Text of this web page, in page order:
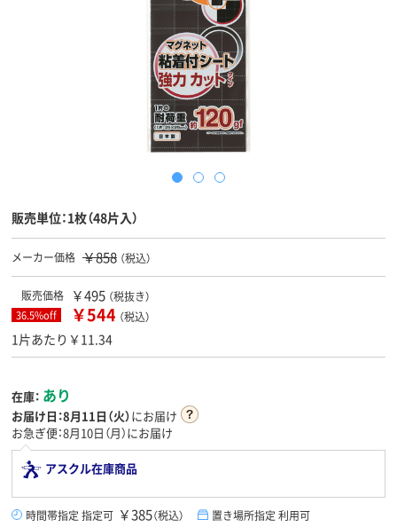
販売単位：1枚（48片入）
メーカー価格 ￥858 （税込）
販売価格 ￥495 （税抜き）
36.5%off ￥544 （税込）
1片あたり￥11.34
在庫： あり
お届け日：8月11日（火）にお届け
お急ぎ便：8月10日（月）にお届け
アスクル在庫商品
時間帯指定 指定可 ￥385（税込） 置き場所指定 利用可